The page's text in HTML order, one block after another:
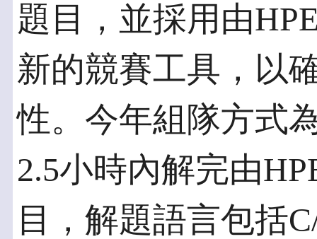
題目，並採用由
新的競賽工具，以
性。今年組隊方式
2.5小時內解完由
目，解題語言包括